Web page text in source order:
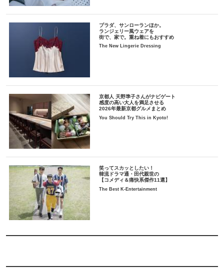
プラダ、サンローランほか。
ランジェリー風ウェアを
街で、家で。重ね着にもおすすめ
The New Lingerie Dressing
京都人 天野準子さんがナビゲート
感度の高い大人を満足させる
2026年最新京都グルメまとめ
You Should Try This in Kyoto!
笑ってスカッとしたい！
韓流ドラマ通・田代親世の
【コメディ＆痛快系傑作11選】
The Best K-Entertainment